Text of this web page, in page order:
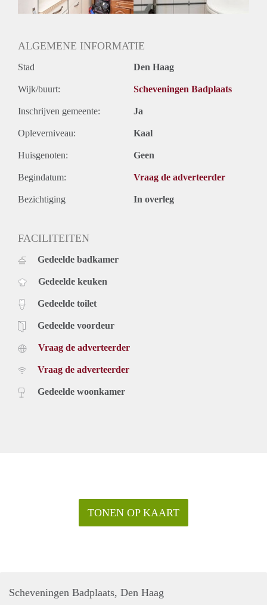
ALGEMENE INFORMATIE
Stad Den Haag
Wijk/buurt: Scheveningen Badplaats
Inschrijven gemeente: Ja
Opleverniveau: Kaal
Huisgenoten: Geen
Begindatum: Vraag de adverteerder
Bezichtiging In overleg
FACILITEITEN
Gedeelde badkamer
Gedeelde keuken
Gedeelde toilet
Gedeelde voordeur
Vraag de adverteerder
Vraag de adverteerder
Gedeelde woonkamer
TONEN OP KAART
Scheveningen Badplaats, Den Haag